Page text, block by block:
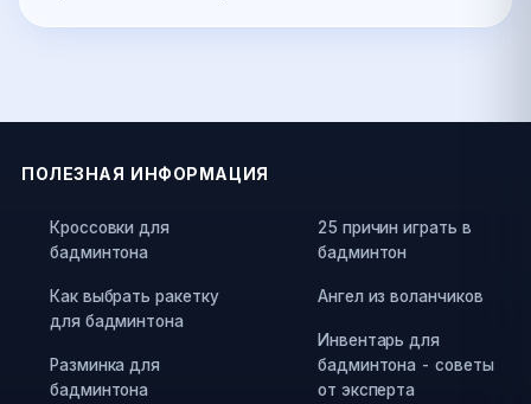
ПОЛЕЗНАЯ ИНФОРМАЦИЯ
Кроссовки для
бадминтона
Как выбрать ракетку
для бадминтона
Разминка для
бадминтона
25 причин играть в
бадминтон
Ангел из воланчиков
Инвентарь для
бадминтона - советы
от эксперта